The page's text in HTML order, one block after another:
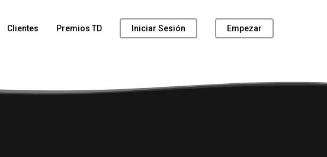
Clientes Premios TD Iniciar Sesión Empezar